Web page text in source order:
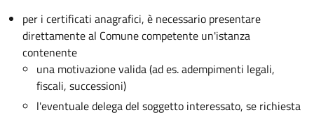
per i certificati anagrafici, è necessario presentare
direttamente al Comune competente un'istanza
contenente
una motivazione valida (ad es. adempimenti legali,
fiscali, successioni)
l'eventuale delega del soggetto interessato, se richiesta